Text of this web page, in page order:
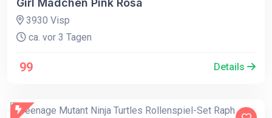
Girl Mädchen Pink Rosa
3930 Visp
ca. vor 3 Tagen
99 Details